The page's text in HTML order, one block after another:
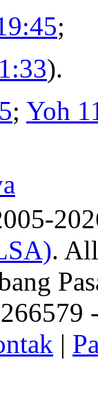
;
).
; Yoh
.
|